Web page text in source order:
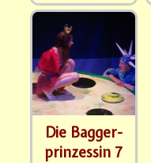
Die Bagger-
prinzessin 7